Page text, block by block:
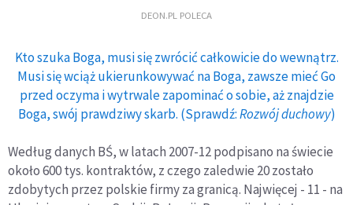
DEON.PL POLECA
Kto szuka Boga, musi się zwrócić całkowicie do wewnątrz.
Musi się wciąż ukierunkowywać na Boga, zawsze mieć Go
przed oczyma i wytrwale zapominać o sobie, aż znajdzie
Boga, swój prawdziwy skarb. (Sprawdź:Rozwój duchowy)
Według danych BŚ, w latach 2007-12 podpisano na świecie
około 600 tys. kontraktów, z czego zaledwie 20 zostało
zdobytych przez polskie firmy za granicą. Najwięcej - 11 - na